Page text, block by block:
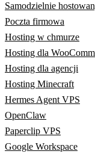
Samodzielnie
Poczta firmowa
Hosting w chmurze
Hosting dla
Hosting dla agencji
Hosting Minecraft
Hermes Agent VPS
OpenClaw
Paperclip VPS
Google Workspace